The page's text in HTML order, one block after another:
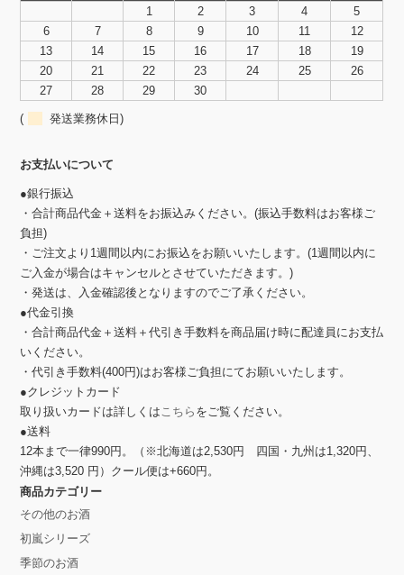
1
2 3 4
5
6
7 8 9 10 11
12
13
14 15 16 17 18
19
20
21 22 23 24 25
26
27
28 29 30
( 発送業務休日)
お支払いについて
●銀行振込
・合計商品代金＋送料をお振込みください。(振込手数料はお客様ご
負担)
・ご注文より1週間以内にお振込をお願いいたします。(1週間以内に
ご入金が場合はキャンセルとさせていただきます。)
・発送は、入金確認後となりますのでご了承ください。
●代金引換
・合計商品代金＋送料＋代引き手数料を商品届け時に配達員にお支払
いください。
・代引き手数料(400円)はお客様ご負担にてお願いいたします。
●クレジットカード
取り扱いカードは詳しくは こちら をご覧ください。
●送料
12本まで一律990円。（※北海道は2,530円 四国・九州は1,320円、
沖縄は3,520 円）クール便は+660円。
商品カテゴリー
その他のお酒
初嵐シリーズ
季節のお酒